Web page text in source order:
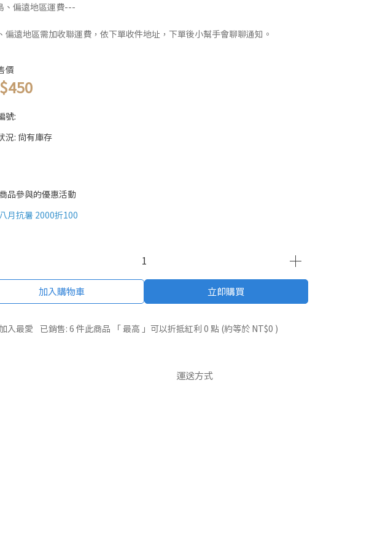
、偏遠地區運費---
偏遠地區需加收聯運費，依下單收件地址，下單後小幫手會聊聊通知。
價
號:
況: 尚有庫存
品參與的優惠活動
月抗暑 2000折100
加入購物車 立即購買
加入最愛 已銷售: 6 件此商品 「 最高 」可以折抵紅利 0 點 (約等於 NT$0 )
運送方式